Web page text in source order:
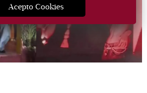
Acepto Cookies